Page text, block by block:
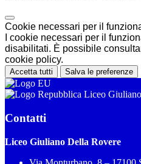
Cookie necessari per il
I cookie necessari per il
disabilitati. È possibile
cookie policy.
Accetta tutti Salva le preferenze
Liceo
Contatti
Liceo Giuliano Della Rovere